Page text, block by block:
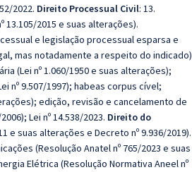
2022. Direito Processual Civil: 13.
13.105/2015 e suas alterações).
e legislação processual esparsa e
mas notadamente a respeito do indicado)
(Lei nº 1.060/1950 e suas alterações);
nº 9.507/1997); habeas corpus cível;
edição, revisão e cancelamento de
Lei nº 14.538/2023. Direito do
e suas alterações e Decreto nº 9.936/2019).
(Resolução Anatel nº 765/2023 e suas
Elétrica (Resolução Normativa Aneel nº